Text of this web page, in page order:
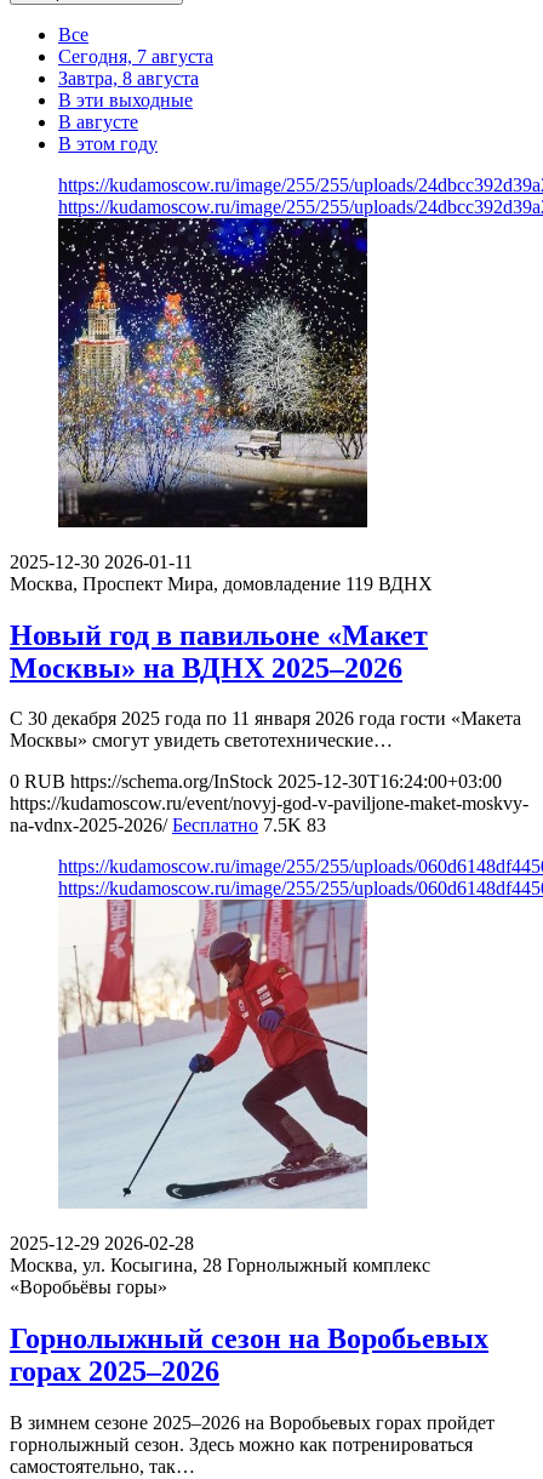
Все
Сегодня, 7 августа
Завтра, 8 августа
В эти выходные
В августе
В этом году
https://kudamoscow.ru/image/255/255/uploads/
https://kudamoscow.ru/image/255/255/uploads/
2025-12-30 2026-01-11
Москва, Проспект Мира, домовладение 119 ВДНХ
Новый год в павильоне «Макет
Москвы» на ВДНХ 2025–2026
С 30 декабря 2025 года по 11 января 2026 года гости «Макета
Москвы» смогут увидеть светотехнические…
0 RUB https://schema.org/InStock 2025-12-30T16:24:00+03:00
https://kudamoscow.ru/event/novyj-god-v-paviljone-maket-moskvy-
na-vdnx-2025-2026/ Бесплатно 7.5K 83
https://kudamoscow.ru/image/255/255/uploads/
https://kudamoscow.ru/image/255/255/uploads/
2025-12-29 2026-02-28
Москва, ул. Косыгина, 28 Горнолыжный комплекс
«Воробьёвы горы»
Горнолыжный сезон на Воробьевых
горах 2025–2026
В зимнем сезоне 2025–2026 на Воробьевых горах пройдет
горнолыжный сезон. Здесь можно как потренироваться
самостоятельно, так…